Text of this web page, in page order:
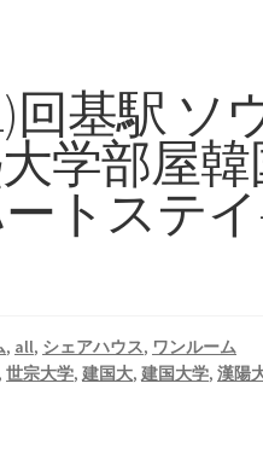
回基駅 ソ
学部屋
トステ
, all, シェアハウス, ワンルーム
, 世宗大学, 建国大, 建国大学, 漢陽